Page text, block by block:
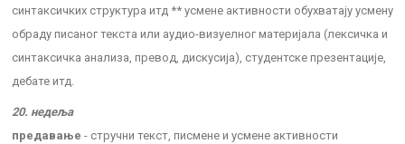
синтаксичких структура итд ** усмене активности обухватају усмену
обраду писаног текста или аудио-визуелног материјала (лексичка и
синтаксичка анализа, превод, дискусија), студентске презентације,
дебате итд.
20. недеља
предавање - стручни текст, писмене и усмене активности